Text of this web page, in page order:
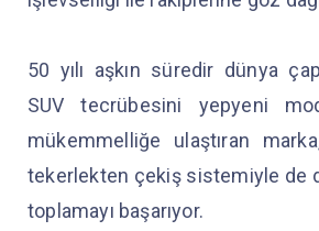
50 yılı aşkın süredir dünya
SUV tecrübesini yepyeni
mükemmelliğe ulaştıran
tekerlekten çekiş sistemiyle de
toplamayı başarıyor.